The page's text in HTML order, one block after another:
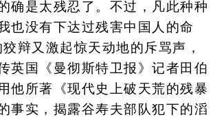
确是太残忍了。不过，凡此种种
也没有下达过残害中国人的命
辩又激起惊天动地的斥骂声，
英国《曼彻斯特卫报》记者田伯
他所著《现代史上破天荒的残暴
事实，揭露谷寿夫部队犯下的滔